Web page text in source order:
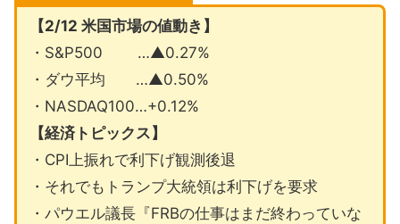
【2/12 米国市場の値動き】
・S&P500 …▲0.27%
・ダウ平均 …▲0.50%
・NASDAQ100…+0.12%
【経済トピックス】
・CPI上振れで利下げ観測後退
・それでもトランプ大統領は利下げを要求
・パウエル議長『FRBの仕事はまだ終わっていな